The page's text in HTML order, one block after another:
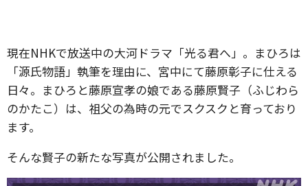
現在NHKで放送中の大河ドラマ「光る君へ」。まひろは
「源氏物語」執筆を理由に、宮中にて藤原彰子に仕える
日々。まひろと藤原宣孝の娘である藤原賢子（ふじわら
のかたこ）は、祖父の為時の元でスクスクと育っており
ます。
そんな賢子の新たな写真が公開されました。